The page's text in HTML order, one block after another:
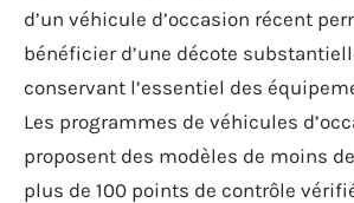
d’un véhicule d’occasion récent
bénéficier d’une décote
conservant l’essentiel des
Les programmes de véhicules
proposent des modèles de moins
plus de 100 points de contrôle